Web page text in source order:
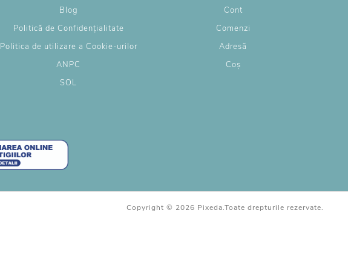
Blog
Politică de Confidențialitate
Politica de utilizare a Cookie-urilor
ANPC
SOL
Cont
Comenzi
Adresă
Coș
Copyright © 2026 Pixeda.Toate drepturile rezervate.